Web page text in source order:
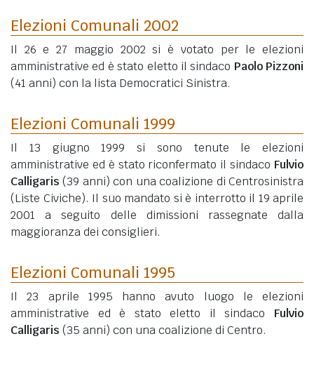
Elezioni Comunali 2002
Il 26 e 27 maggio 2002 si è votato per le elezioni
amministrative ed è stato eletto il sindaco Paolo Pizzoni
(41 anni) con la lista Democratici Sinistra.
Elezioni Comunali 1999
Il 13 giugno 1999 si sono tenute le elezioni
amministrative ed è stato riconfermato il sindaco Fulvio
Calligaris (39 anni) con una coalizione di Centrosinistra
(Liste Civiche). Il suo mandato si è interrotto il 19 aprile
2001 a seguito delle dimissioni rassegnate dalla
maggioranza dei consiglieri.
Elezioni Comunali 1995
Il 23 aprile 1995 hanno avuto luogo le elezioni
amministrative ed è stato eletto il sindaco Fulvio
Calligaris (35 anni) con una coalizione di Centro.